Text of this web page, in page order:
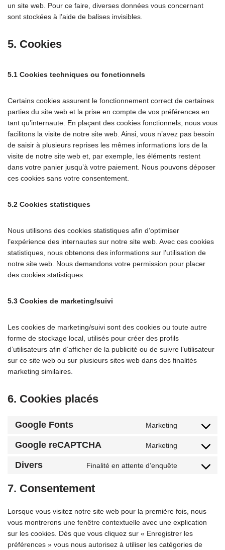
un site web. Pour ce faire, diverses données vous concernant
sont stockées à l’aide de balises invisibles.
5. Cookies
5.1 Cookies techniques ou fonctionnels
Certains cookies assurent le fonctionnement correct de certaines
parties du site web et la prise en compte de vos préférences en
tant qu’internaute. En plaçant des cookies fonctionnels, nous vous
facilitons la visite de notre site web. Ainsi, vous n’avez pas besoin
de saisir à plusieurs reprises les mêmes informations lors de la
visite de notre site web et, par exemple, les éléments restent
dans votre panier jusqu’à votre paiement. Nous pouvons déposer
ces cookies sans votre consentement.
5.2 Cookies statistiques
Nous utilisons des cookies statistiques afin d’optimiser
l’expérience des internautes sur notre site web. Avec ces cookies
statistiques, nous obtenons des informations sur l’utilisation de
notre site web. Nous demandons votre permission pour placer
des cookies statistiques.
5.3 Cookies de marketing/suivi
Les cookies de marketing/suivi sont des cookies ou toute autre
forme de stockage local, utilisés pour créer des profils
d’utilisateurs afin d’afficher de la publicité ou de suivre l’utilisateur
sur ce site web ou sur plusieurs sites web dans des finalités
marketing similaires.
6. Cookies placés
Google Fonts Marketing
Google reCAPTCHA Marketing
Divers Finalité en attente d’enquête
7. Consentement
Lorsque vous visitez notre site web pour la première fois, nous
vous montrerons une fenêtre contextuelle avec une explication
sur les cookies. Dès que vous cliquez sur « Enregistrer les
préférences » vous nous autorisez à utiliser les catégories de